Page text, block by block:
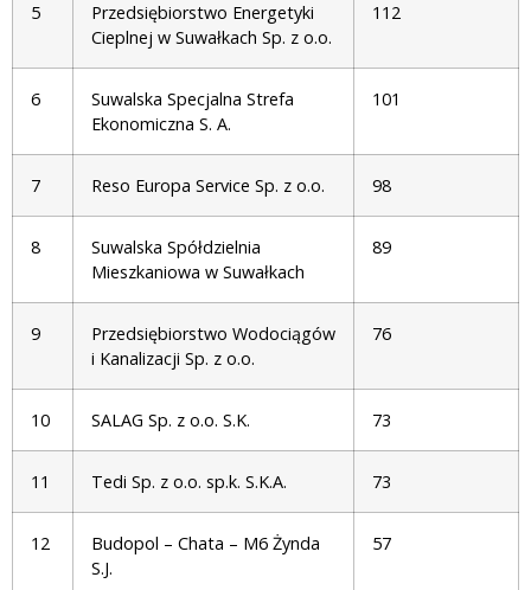
5
Przedsiębiorstwo Energetyki
Cieplnej w Suwałkach Sp. z o.o.
112
6
Suwalska Specjalna Strefa
Ekonomiczna S. A.
101
7 Reso Europa Service Sp. z o.o. 98
8
Suwalska Spółdzielnia
Mieszkaniowa w Suwałkach
89
9
Przedsiębiorstwo Wodociągów
i Kanalizacji Sp. z o.o.
76
10 SALAG Sp. z o.o. S.K. 73
11 Tedi Sp. z o.o. sp.k. S.K.A. 73
12
Budopol – Chata – M6 Żynda
S.J.
57